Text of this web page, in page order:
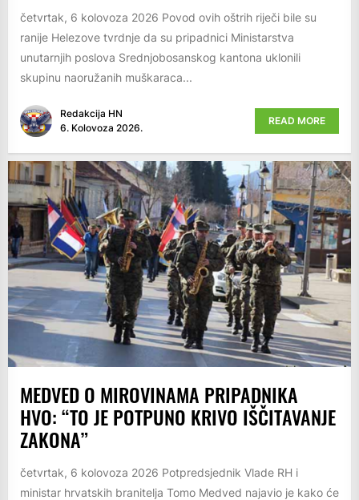
četvrtak, 6 kolovoza 2026 Povod ovih oštrih riječi bile su
ranije Helezove tvrdnje da su pripadnici Ministarstva
unutarnjih poslova Srednjobosanskog kantona uklonili
skupinu naoružanih muškaraca...
Redakcija HN
6. Kolovoza 2026.
READ MORE
MEDVED O MIROVINAMA PRIPADNIKA
HVO: “TO JE POTPUNO KRIVO IŠČITAVANJE
ZAKONA”
četvrtak, 6 kolovoza 2026 Potpredsjednik Vlade RH i
ministar hrvatskih branitelja Tomo Medved najavio je kako će